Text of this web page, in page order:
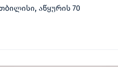
აწყურის 70